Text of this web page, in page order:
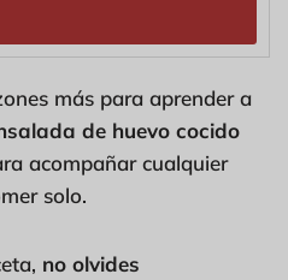
más para aprender a
de huevo cocido
acompañar cualquier
solo.
no olvides